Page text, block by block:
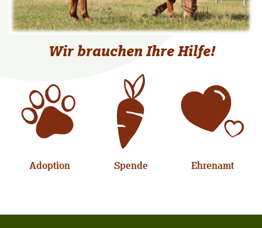
Wir brauchen Ihre Hilfe!
Adoption Spende Ehrenamt